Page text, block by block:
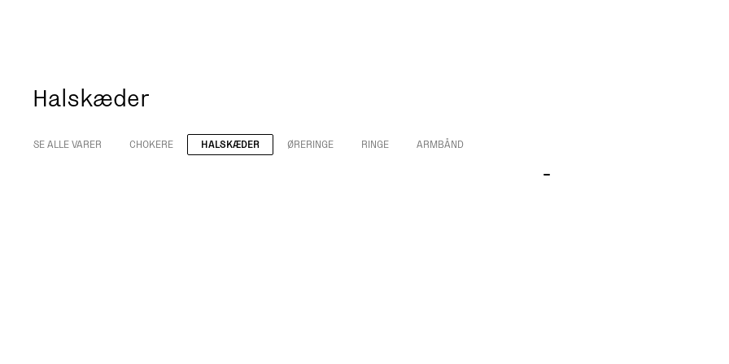
Halskæder
SE ALLE VARER CHOKERE HALSKÆDER ØRERINGE RINGE ARMBÅND